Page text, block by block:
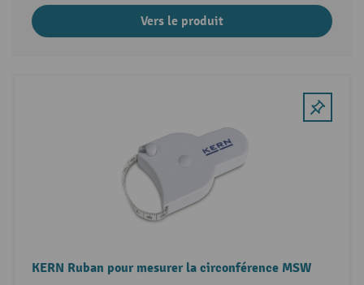
Vers le produit
KERN Ruban pour mesurer la circonférence MSW